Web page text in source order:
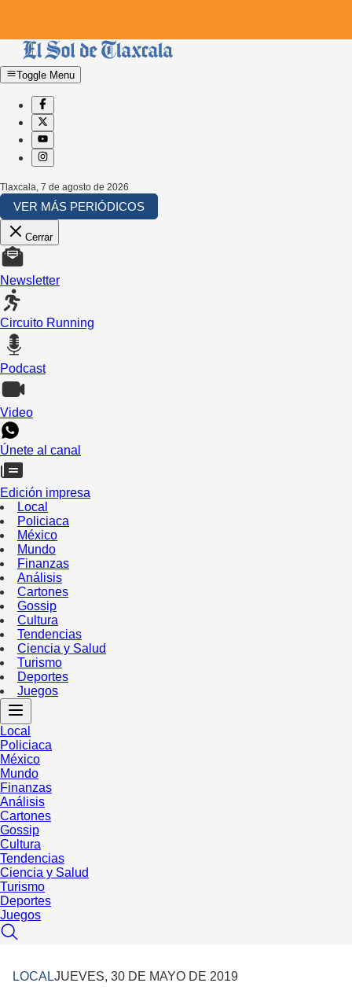
Toggle Menu
Tlaxcala 7 de agosto de 2026
VER MÁS PERIÓDICOS
Cerrar
Newsletter
Circuito Running
Podcast
Video
Únete al canal
Edición impresa
Local
Policiaca
México
Mundo
Finanzas
Análisis
Cartones
Gossip
Cultura
Tendencias
Ciencia y Salud
Turismo
Deportes
Juegos
Local
Policiaca
México
Mundo
Finanzas
Análisis
Cartones
Gossip
Cultura
Tendencias
Ciencia y Salud
Turismo
Deportes
Juegos
LOCALJUEVES, 30 DE MAYO DE 2019